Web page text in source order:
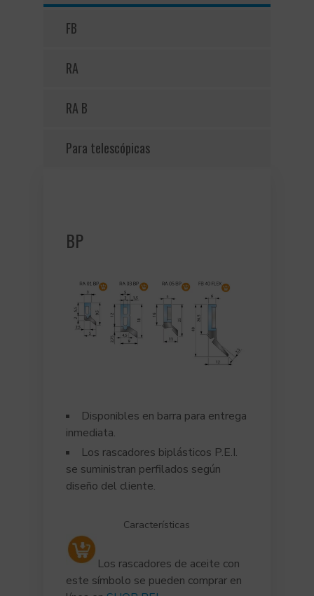
FB
RA
RA B
Para telescópicas
BP
Disponibles en barra para entrega
inmediata.
Los rascadores biplásticos P.E.I.
se suministran perfilados según
diseño del cliente.
Características
Los rascadores de aceite con
este símbolo se pueden comprar en